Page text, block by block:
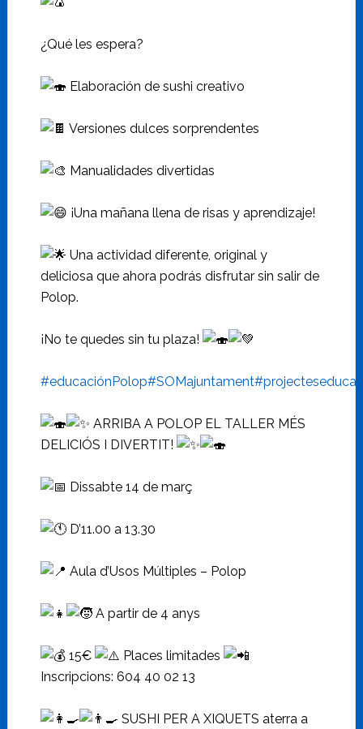
¿Qué les espera?
Elaboración de sushi creativo
Versiones dulces sorprendentes
Manualidades divertidas
¡Una mañana llena de risas y aprendizaje!
Una actividad diferente, original y
deliciosa que ahora podrás disfrutar sin salir de
Polop.
¡No te quedes sin tu plaza!
#educaciónPolop#SOMajuntament
ARRIBA A POLOP EL TALLER MÉS
DELICIÓS I DIVERTIT!
Dissabte 14 de març
D’11.00 a 13.30
Aula d’Usos Múltiples – Polop
A partir de 4 anys
15€
Places limitades
Inscripcions: 604 40 02 13
SUSHI PER A XIQUETS aterra a